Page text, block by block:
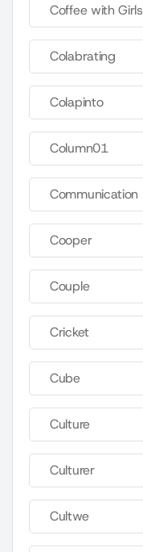
Coffee with Girls
Colabrating
Colapinto
Column01
Communication
Cooper
Couple
Cricket
Cube
Culture
Culturer
Cultwe